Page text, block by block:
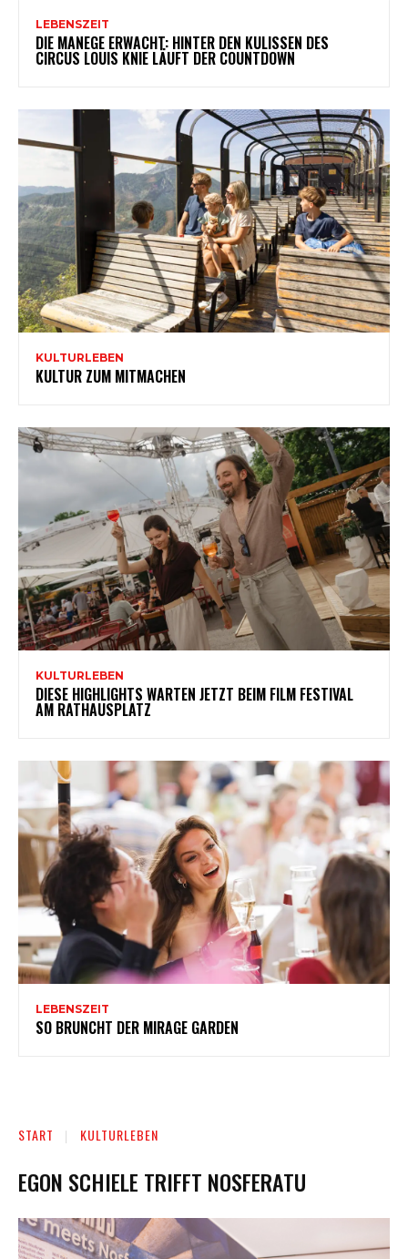
LEBENSZEIT
DIE MANEGE ERWACHT: HINTER DEN KULISSEN DES
CIRCUS LOUIS KNIE LÄUFT DER COUNTDOWN
KULTURLEBEN
KULTUR ZUM MITMACHEN
KULTURLEBEN
DIESE HIGHLIGHTS WARTEN JETZT BEIM FILM FESTIVAL
AM RATHAUSPLATZ
LEBENSZEIT
SO BRUNCHT DER MIRAGE GARDEN